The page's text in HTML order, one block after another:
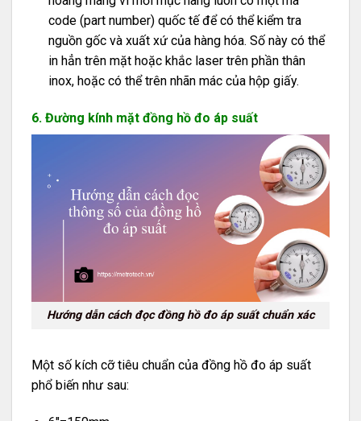
code (part number) quốc tế để có thể kiểm tra
nguồn gốc và xuất xứ của hàng hóa. Số này có thể
in hẳn trên mặt hoặc khắc laser trên phần thân
inox, hoặc có thể trên nhãn mác của hộp giấy.
6. Đường kính mặt đồng hồ đo áp suất
Hướng dẫn cách đọc đồng hồ đo áp suất chuẩn xác
Một số kích cỡ tiêu chuẩn của đồng hồ đo áp suất
phổ biến như sau: